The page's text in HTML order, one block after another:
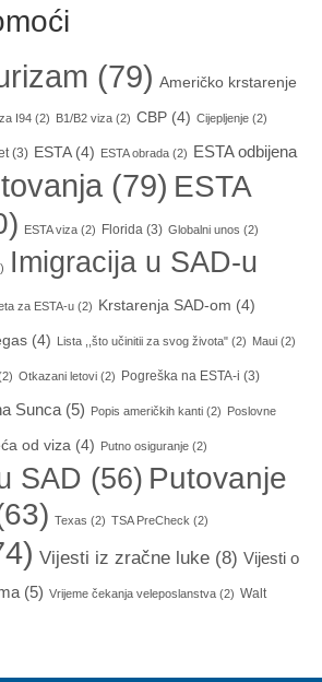
(79) Američko krstarenje
I94 (2) B1/B2 viza (2) CBP (4) Cijepljenje (2)
(3) ESTA(4) ESTA obrada (2) ESTA odbijena
(79) ESTA
ESTA viza (2) Florida (3) Globalni unos (2)
Imigracija u SAD-u
za ESTA-u (2) Krstarenja SAD-om (4)
(4) Lista ,,što učinitii za svog života" (2) Maui (2)
Otkazani letovi (2) Pogreška na ESTA-i (3)
Sunca(5) Popis američkih kanti (2) Poslovne
od viza (4) Putno osiguranje (2)
SAD (56) Putovanje
Texas (2) TSA PreCheck (2)
Vijesti iz zračne luke (8) Vijesti o
(5) Vrijeme čekanja veleposlanstva (2) Walt